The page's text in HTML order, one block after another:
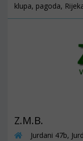
klupa, pagoda,
Z.M.B.
Jurdani 47b,